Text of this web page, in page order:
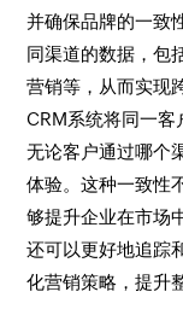
并确保品牌的一致
同渠道的数据，包
营销等，从而实现
CRM系统将同一客
无论客户通过哪个
体验。这种一致性
够提升企业在市场
还可以更好地追踪
化营销策略，提升